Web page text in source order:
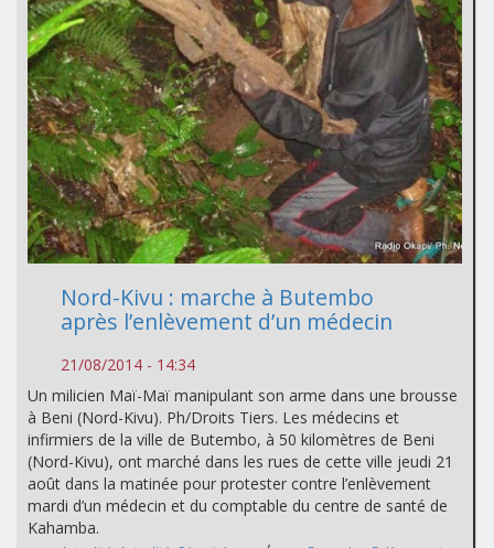
Nord-Kivu : marche à Butembo
après l’enlèvement d’un médecin
21/08/2014 - 14:34
Un milicien Maï-Maï manipulant son arme dans une brousse
à Beni (Nord-Kivu). Ph/Droits Tiers. Les médecins et
infirmiers de la ville de Butembo, à 50 kilomètres de Beni
(Nord-Kivu), ont marché dans les rues de cette ville jeudi 21
août dans la matinée pour protester contre l’enlèvement
mardi d’un médecin et du comptable du centre de santé de
Kahamba.